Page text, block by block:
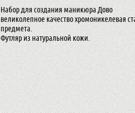
Набор для создания маникюра Дово
великолепное качество хромоникелевая
предмета.
Футляр из натуральной кожи.